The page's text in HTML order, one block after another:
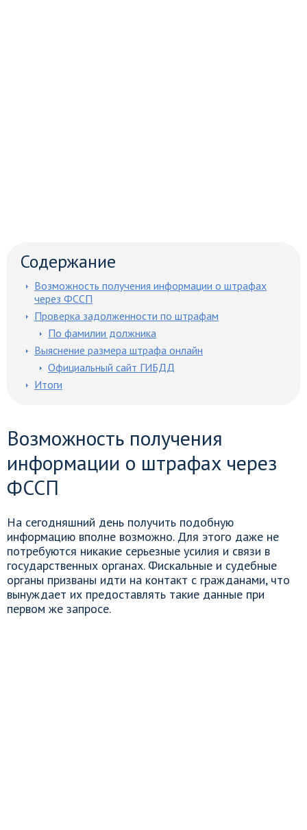
Содержание
Возможность получения информации о штрафах
через ФССП
Проверка задолженности по штрафам
По фамилии должника
Выяснение размера штрафа онлайн
Официальный сайт ГИБДД
Итоги
Возможность получения
информации о штрафах через
ФССП
На сегодняшний день получить подобную
информацию вполне возможно. Для этого даже не
потребуются никакие серьезные усилия и связи в
государственных органах. Фискальные и судебные
органы призваны идти на контакт с гражданами, что
вынуждает их предоставлять такие данные при
первом же запросе.